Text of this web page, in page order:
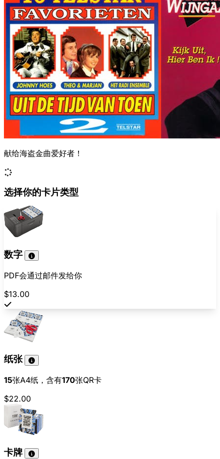
献给海盗金曲爱好者！
选择你的卡片类型
数字
PDF会通过邮件发给你
$13.00
纸张
15张A4纸，含有170张QR卡
$22.00
卡牌